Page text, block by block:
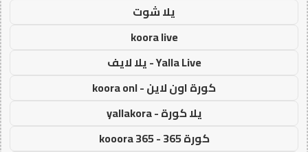
يلا شوت
koora live
Yalla Live - يلا لايف
كورة اون لاين - koora onl
يلا كورة - yallakora
كورة 365 - kooora 365